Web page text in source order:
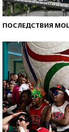
ПОСЛЕДСТВИЯ